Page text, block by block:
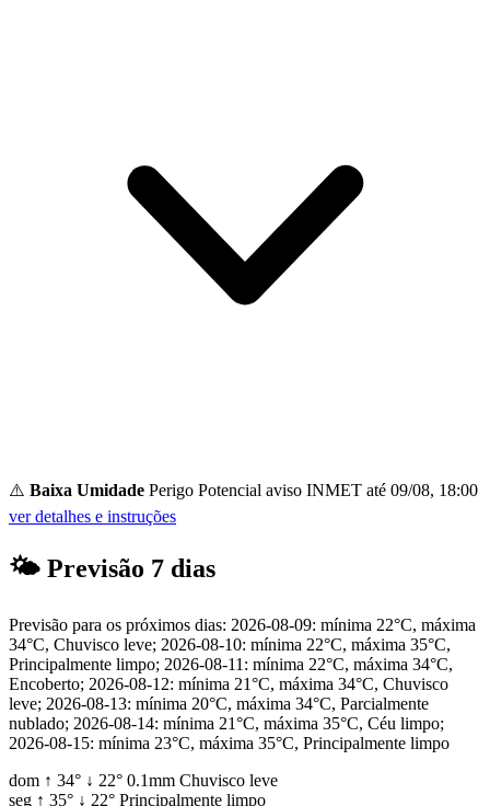
⚠️ Baixa Umidade Perigo Potencial aviso INMET até 09/08, 18:00
ver detalhes e instruções
🌤 Previsão 7 dias
Previsão para os próximos dias: 2026-08-09: mínima 22°C, máxima
34°C, Chuvisco leve; 2026-08-10: mínima 22°C, máxima 35°C,
Principalmente limpo; 2026-08-11: mínima 22°C, máxima 34°C,
Encoberto; 2026-08-12: mínima 21°C, máxima 34°C, Chuvisco
leve; 2026-08-13: mínima 20°C, máxima 34°C, Parcialmente
nublado; 2026-08-14: mínima 21°C, máxima 35°C, Céu limpo;
2026-08-15: mínima 23°C, máxima 35°C, Principalmente limpo
dom ↑ 34° ↓ 22° 0.1mm Chuvisco leve
seg ↑ 35° ↓ 22° Principalmente limpo